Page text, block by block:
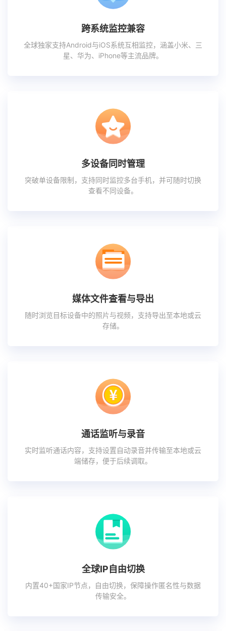
跨系统监控兼容
全球独家支持Android与iOS系统互相监控，涵盖小米、三
星、华为、iPhone等主流品牌。
多设备同时管理
突破单设备限制，支持同时监控多台手机，并可随时切换
查看不同设备。
媒体文件查看与导出
随时浏览目标设备中的照片与视频，支持导出至本地或云
存储。
通话监听与录音
实时监听通话内容，支持设置自动录音并传输至本地或云
端储存，便于后续调取。
全球IP自由切换
内置40+国家IP节点，自由切换，保障操作匿名性与数据
传输安全。